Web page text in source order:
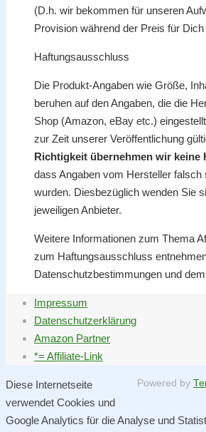
(D.h. wir bekommen für unseren
Provision während der Preis für
Haftungsausschluss
Die Produkt-Angaben wie Größe,
beruhen auf den Angaben, die die
Shop (Amazon, eBay etc.)
zur Zeit unserer Veröffentlichung
Richtigkeit übernehmen wir keine
dass Angaben vom Hersteller falsch
wurden. Diesbezüglich wenden Sie
jeweiligen Anbieter.
Weitere Informationen zum Thema
zum Haftungsausschluss
Datenschutzbestimmungen und
Impressum
Datenschutzerklärung
Amazon Partner
*= Affiliate-Link
Powered by
Diese Internetseite
verwendet Cookies und
Google Analytics für die Analyse und